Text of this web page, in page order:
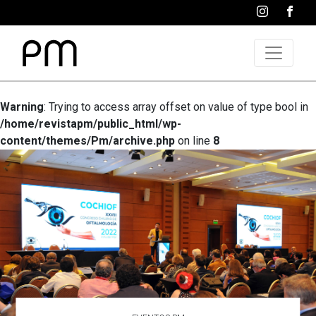
Warning: Trying to access array offset on value of type bool in
/home/revistapm/public_html/wp-
content/themes/Pm/archive.php on line 8